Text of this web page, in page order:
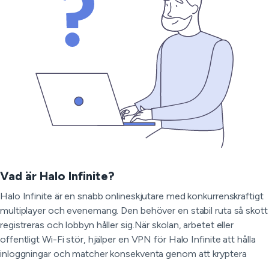
Vad är Halo Infinite?
Halo Infinite är en snabb onlineskjutare med konkurrenskraftigt
multiplayer och evenemang. Den behöver en stabil ruta så skott
registreras och lobbyn håller sig.När skolan, arbetet eller
offentligt Wi-Fi stör, hjälper en VPN för Halo Infinite att hålla
inloggningar och matcher konsekventa genom att kryptera